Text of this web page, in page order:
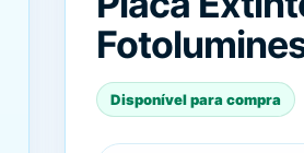
Disponível para compra